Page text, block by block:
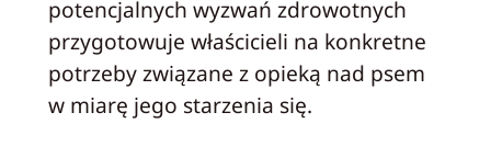
potencjalnych wyzwań zdrowotnych
przygotowuje właścicieli na konkretne
potrzeby związane z opieką nad psem
w miarę jego starzenia się.